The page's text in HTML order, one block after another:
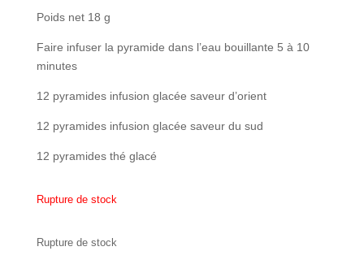
Poids net 18 g
Faire infuser la pyramide dans l’eau bouillante 5 à 10
minutes
12 pyramides infusion glacée saveur d’orient
12 pyramides infusion glacée saveur du sud
12 pyramides thé glacé
Rupture de stock
Rupture de stock